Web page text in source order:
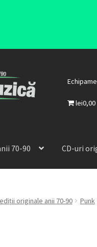
lei0,00
70-90 CD-uri
originale anii 70-90 Punk